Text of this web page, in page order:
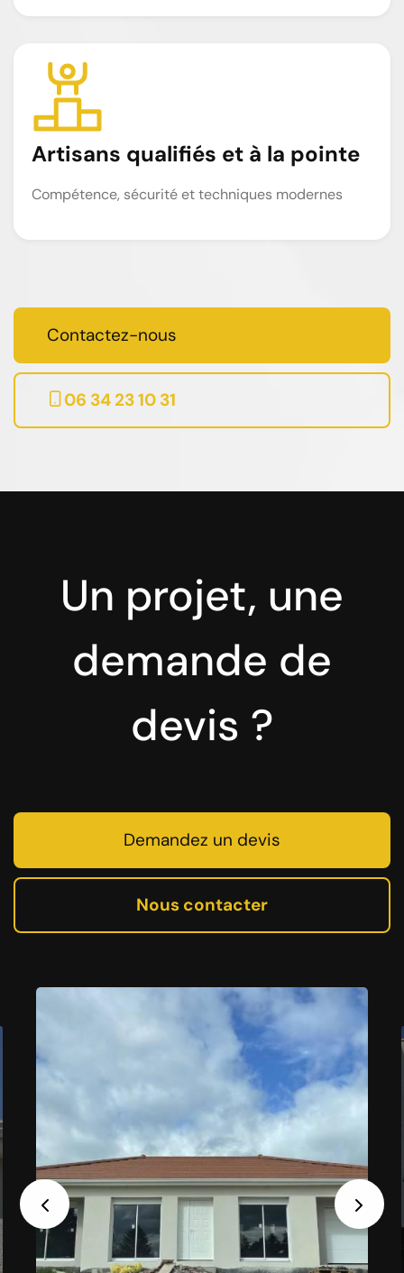
Artisans qualifiés et à la pointe
Compétence, sécurité et techniques modernes
Contactez-nous
06 34 23 10 31
Un projet, une
demande de
devis ?
Demandez un devis
Nous contacter
Previous Next